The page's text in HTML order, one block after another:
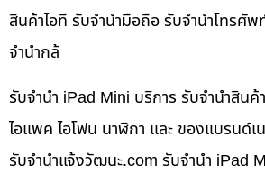
สินค้าไอที รับจำนำมือถือ รับจำนำโทรศั
จำนำกล้
รับจำนำ iPad Mini บริการ รับจำนำสินค้
ไอแพค ไอโฟน นาฬิกา และ ของแบรนด์เ
รับจํานําแจ้งวัฒนะ.com รับจำนำ iPad